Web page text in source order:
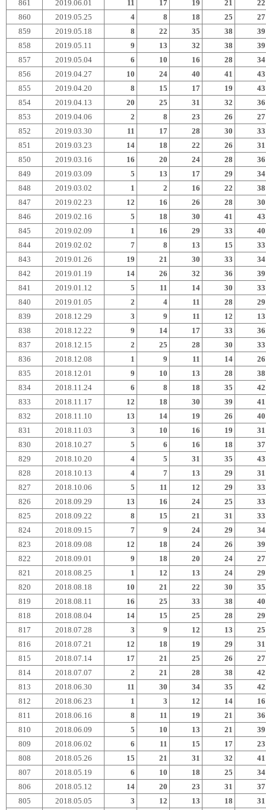
861 2019.06.01 11 17 19 21
22
860
2019.05.25 4 8 18 25
27
859
2019.05.18 8 22 35 38
39
858
2019.05.11 9 13 32 38
39
857
2019.05.04 6 10 16 28
34
856
2019.04.27 10 24 40 41
43
855
2019.04.20 8 15 17 19
43
854
2019.04.13 20 25 31 32
36
853
2019.04.06 2 8 23 26
27
852
2019.03.30 11 17 28 30
33
851
2019.03.23 14 18 22 26
31
850
2019.03.16 16 20 24 28
36
849
2019.03.09 5 13 17 29
34
848
2019.03.02 1 2 16 22
38
847
2019.02.23 12 16 26 28
30
846
2019.02.16 5 18 30 41
43
845
2019.02.09 1 16 29 33
40
844
2019.02.02 7 8 13 15
33
843
2019.01.26 19 21 30 33
34
842
2019.01.19 14 26 32 36
39
841
2019.01.12 5 11 14 30
33
840
2019.01.05 2 4 11 28
29
839
2018.12.29 3 9 11 12
13
838
2018.12.22 9 14 17 33
36
837
2018.12.15 2 25 28 30
33
836
2018.12.08 1 9 11 14
26
835
2018.12.01 9 10 13 28
38
834
2018.11.24 6 8 18 35
42
833
2018.11.17 12 18 30 39
41
832
2018.11.10 13 14 19 26
40
831
2018.11.03 3 10 16 19
31
830
2018.10.27 5 6 16 18
37
829
2018.10.20 4 5 31 35
43
828
2018.10.13 4 7 13 29
31
827
2018.10.06 5 11 12 29
33
826
2018.09.29 13 16 24 25
33
825
2018.09.22 8 15 21 31
33
824
2018.09.15 7 9 24 29
34
823
2018.09.08 12 18 24 26
39
822
2018.09.01 9 18 20 24
27
821
2018.08.25 1 12 13 24
29
820
2018.08.18 10 21 22 30
35
819
2018.08.11 16 25 33 38
40
818
2018.08.04 14 15 25 28
29
817
2018.07.28 3 9 12 13
25
816
2018.07.21 12 18 19 29
31
815
2018.07.14 17 21 25 26
27
814
2018.07.07 2 21 28 38
42
813
2018.06.30 11 30 34 35
42
812
2018.06.23 1 3 12 14
16
811
2018.06.16 8 11 19 21
36
810
2018.06.09 5 10 13 21
39
809
2018.06.02 6 11 15 17
23
808
2018.05.26 15 21 31 32
41
807
2018.05.19 6 10 18 25
34
806
2018.05.12 14 20 23 31
37
805
2018.05.05 3 12 13 18
31